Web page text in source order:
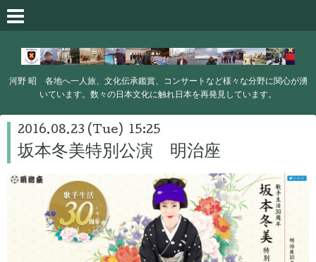
河野 昭 各地へ一人旅、文化伝承鑑賞、コンサートなど様々な分野に関心が湧
いています。数々の日本文化に触れ日本を再発見しています。
2016.08.23 (Tue) 15:25
坂本冬美特別公演 明治座